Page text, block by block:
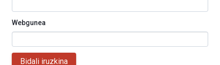
Webgunea
Bidali iruzkina